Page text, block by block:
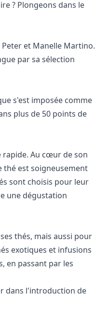
? Plongeons dans le
et Manelle Martino.
par sa sélection
s'est imposée comme
plus de 50 points de
rapide. Au cœur de son
thé est soigneusement
sont choisis pour leur
une dégustation
thés, mais aussi pour
exotiques et infusions
en passant par les
dans l'introduction de